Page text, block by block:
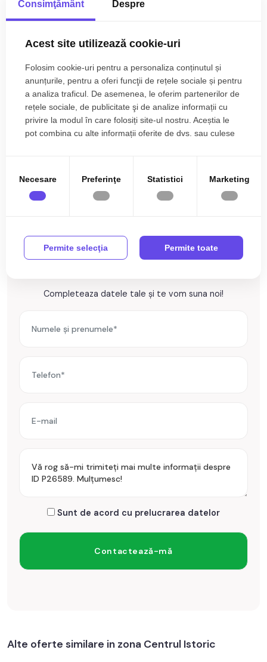
Finisajele interioare sunt clasice:
• Usi interioare: celulare;
• Pereti: vopsea lavabila, faianta;
• Podele: parchet, gresie.
Utilitati si dotari:
• Bucatarie: mobilata, utilata;
• Contorizare: apometre, contor gaz, contor curent electric,
contorizare separata;
Apartamentul se vinde mobilat si utilat cu: plita pe gaz,
cuptor electric, hota, masina de spalat rufe, frigider cu
Incalzirea se realizeaza prin centrala proprie si calorifere.
/ id: P26589
Vopsea lavabila
Parchet
Finisat
PVC
PVC
Celulare
Pivnita
Mobilata
Utilata
Apometre
Contor gaz
Complet
Nicu Carlan
Broker Imobiliar
0785.822.822
Completeaza datele tale și te vom suna noi!
Sunt de acord cu prelucrarea datelor
Alte oferte similare in zona Centrul Istoric
Consimţământ Despre
Acest site utilizează cookie-uri
Folosim cookie-uri pentru a personaliza conținutul și
anunțurile, pentru a oferi funcţii de rețele sociale și pentru
a analiza traficul. De asemenea, le oferim partenerilor de
rețele sociale, de publicitate şi de analize informații cu
privire la modul în care folosiți site-ul nostru. Aceștia le
pot combina cu alte informații oferite de dvs. sau culese
Necesare Preferinţe Statistici Marketing
Permite selecţia Permite toate